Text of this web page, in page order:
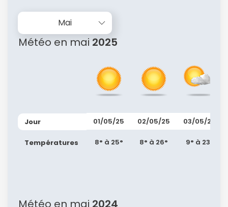
Mai
Météo en mai 2025
Jour
Températures
01/05/25
8° à 25°
02/05/25
8° à 26°
03/05/25
9° à 23°
Météo en mai 2024